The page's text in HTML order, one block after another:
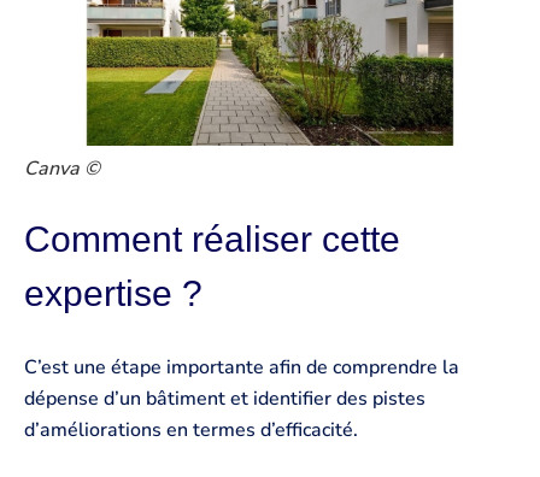
Canva ©
Comment réaliser cette
expertise ?
C’est une étape importante afin de comprendre la
dépense d’un bâtiment et identifier des pistes
d’améliorations en termes d’efficacité.